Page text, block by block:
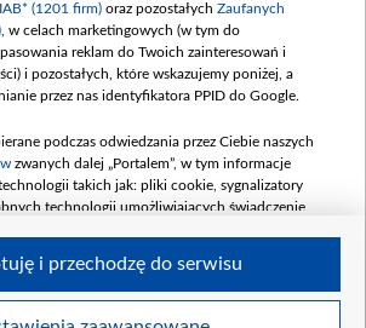
(1201 firm) oraz pozostałych Zaufanych
, w celach marketingowych (w tym do
reklam do Twoich zainteresowań i
i pozostałych, które wskazujemy poniżej, a
przez nas identyfikatora PPID do Google.
podczas odwiedzania przez Ciebie naszych
zwanych dalej „Portalem”, w tym informacje
takich jak: pliki cookie, sygnalizatory
technologii umożliwiających świadczenie
podczas odwiedzania przez Ciebie
i przechodzę do serwisu